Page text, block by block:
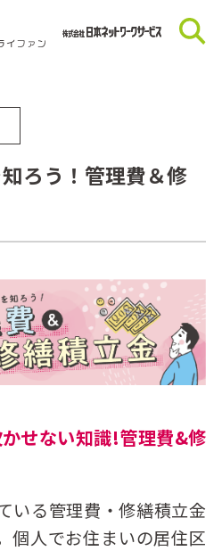
ろう！管理費＆修
せない知識!管理費&修
いる管理費・修繕積立金
個人でお住まいの居住区